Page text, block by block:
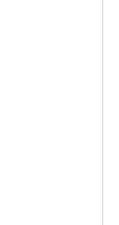
mit 2.4"
und
Kontrolle und